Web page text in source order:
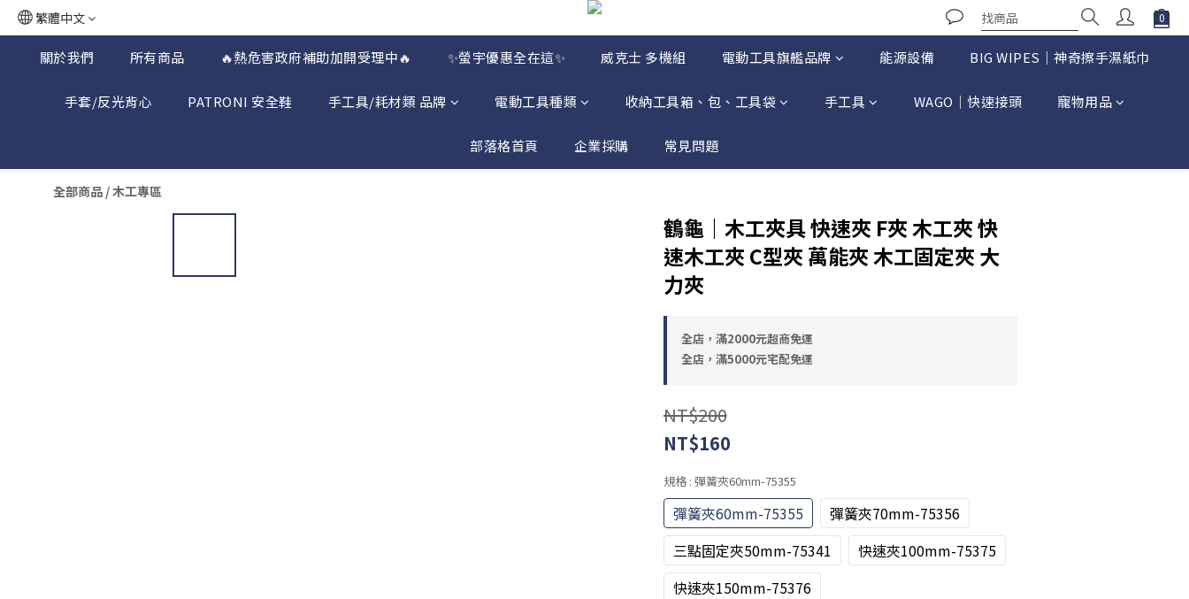
繁體中文
關於我們 所有商品 🔥熱危害政府補助加開受理中🔥 ✨螢宇優惠全在這✨ 威克士 多機組 電動工具旗艦品牌 能源設備 BIG WIPES｜神奇擦手濕紙巾
手套/反光背心 PATRONI 安全鞋 手工具/耗材類 品牌 電動工具種類 收納工具箱、包、工具袋 手工具 WAGO｜快速接頭 寵物用品
部落格首頁 企業採購 常見問題
全部商品 /木工專區
鶴龜｜木工夾具 快速夾 F夾 木工夾 快
速木工夾 C型夾 萬能夾 木工固定夾 大
力夾
全店，滿2000元超商免運
全店，滿5000元宅配免運
NT$200
NT$160
規格 : 彈簧夾60mm-75355
彈簧夾60mm-75355
彈簧夾70mm-75356
三點固定夾50mm-75341
快速夾100mm-75375
快速夾150mm-75376